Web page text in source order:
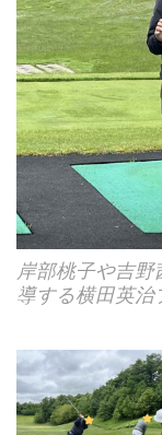
岸部桃子や吉
導する横田英治